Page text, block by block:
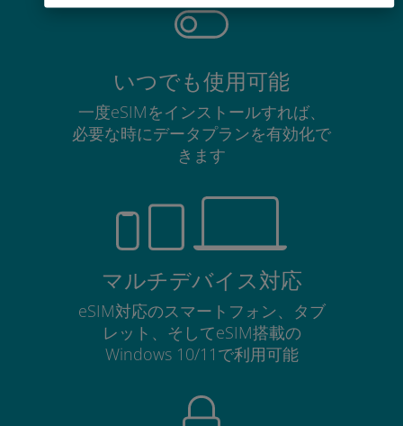
いつでも使用可能
一度eSIMをインストールすれば、
必要な時にデータプランを有効化で
きます
マルチデバイス対応
eSIM対応のスマートフォン、タブ
レット、そしてeSIM搭載の
Windows 10/11で利用可能